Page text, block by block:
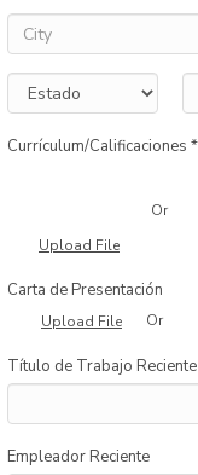
Currículum/Calificaciones *
Upload File
Or
Carta de Presentación
Upload File Or
Título de Trabajo Reciente
Empleador Reciente